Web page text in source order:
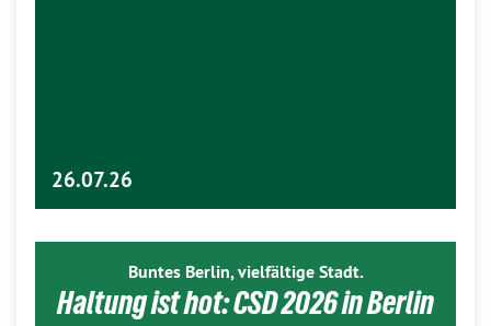
26.07.26
Buntes Berlin, vielfältige Stadt.
Haltung ist hot: CSD 2026 in Berlin